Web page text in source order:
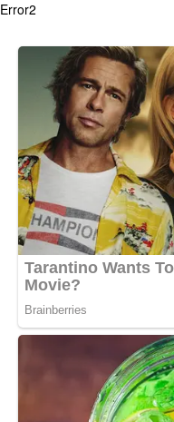
Error2